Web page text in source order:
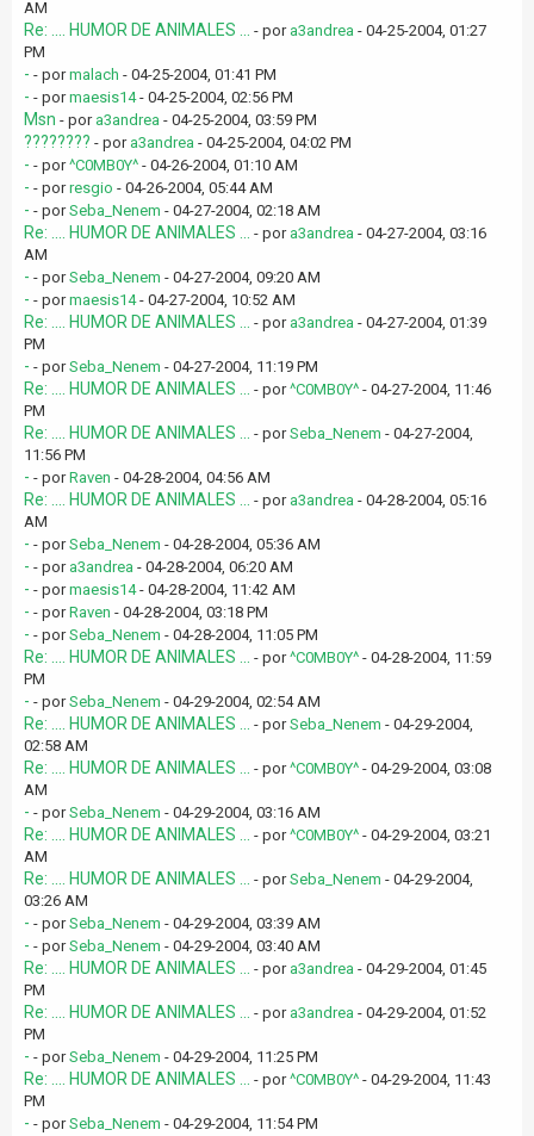
AM
Re: .... HUMOR DE ANIMALES ... - por a3andrea - 04-25-2004, 01:27
PM
- - pormalach - 04-25-2004, 01:41 PM
- - pormaesis14- 04-25-2004, 02:56 PM
Msn - por a3andrea - 04-25-2004, 03:59 PM
???????? - por a3andrea - 04-25-2004, 04:02 PM
- - por^C0MB0Y^ - 04-26-2004, 01:10 AM
- - porresgio - 04-26-2004, 05:44 AM
- - porSeba_Nenem - 04-27-2004, 02:18 AM
Re: .... HUMOR DE ANIMALES ... - por a3andrea - 04-27-2004, 03:16
AM
- - porSeba_Nenem - 04-27-2004, 09:20 AM
- - pormaesis14- 04-27-2004, 10:52 AM
Re: .... HUMOR DE ANIMALES ... - por a3andrea - 04-27-2004, 01:39
PM
- - porSeba_Nenem - 04-27-2004, 11:19 PM
Re: .... HUMOR DE ANIMALES ... - por^C0MB0Y^ - 04-27-2004, 11:46
PM
Re: .... HUMOR DE ANIMALES ... - porSeba_Nenem - 04-27-2004,
11:56 PM
- - porRaven - 04-28-2004, 04:56 AM
Re: .... HUMOR DE ANIMALES ... - por a3andrea - 04-28-2004, 05:16
AM
- - porSeba_Nenem - 04-28-2004, 05:36 AM
- - por a3andrea - 04-28-2004, 06:20 AM
- - pormaesis14- 04-28-2004, 11:42 AM
- - porRaven - 04-28-2004, 03:18 PM
- - porSeba_Nenem - 04-28-2004, 11:05 PM
Re: .... HUMOR DE ANIMALES ... - por^C0MB0Y^ - 04-28-2004, 11:59
PM
- - porSeba_Nenem - 04-29-2004, 02:54 AM
Re: .... HUMOR DE ANIMALES ... - porSeba_Nenem - 04-29-2004,
02:58 AM
Re: .... HUMOR DE ANIMALES ... - por^C0MB0Y^ - 04-29-2004, 03:08
AM
- - porSeba_Nenem - 04-29-2004, 03:16 AM
Re: .... HUMOR DE ANIMALES ... - por^C0MB0Y^ - 04-29-2004, 03:21
AM
Re: .... HUMOR DE ANIMALES ... - porSeba_Nenem - 04-29-2004,
03:26 AM
- - porSeba_Nenem - 04-29-2004, 03:39 AM
- - porSeba_Nenem - 04-29-2004, 03:40 AM
Re: .... HUMOR DE ANIMALES ... - por a3andrea - 04-29-2004, 01:45
PM
Re: .... HUMOR DE ANIMALES ... - por a3andrea - 04-29-2004, 01:52
PM
- - porSeba_Nenem - 04-29-2004, 11:25 PM
Re: .... HUMOR DE ANIMALES ... - por^C0MB0Y^ - 04-29-2004, 11:43
PM
- - porSeba_Nenem - 04-29-2004, 11:54 PM